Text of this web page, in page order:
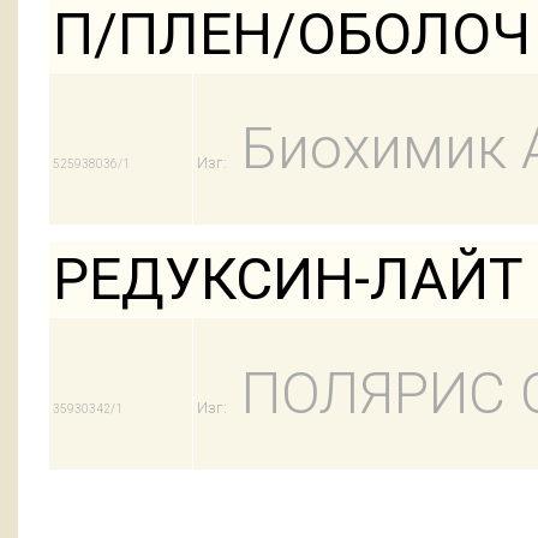
П/ПЛЕН/ОБОЛОЧ
525938036/1 Изг:
Биохимик
РЕДУКСИН-ЛАЙТ
35930342/1 Изг: ПОЛЯРИС